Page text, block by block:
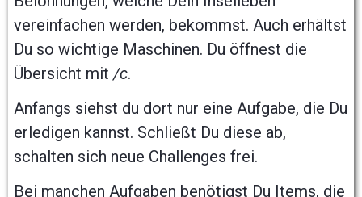
vereinfachen werden, bekommst. Auch erhältst
Du so wichtige Maschinen. Du öffnest die
Übersicht mit /c.
Anfangs siehst du dort nur eine Aufgabe, die Du
erledigen kannst. Schließt Du diese ab,
schalten sich neue Challenges frei.
Bei manchen Aufgaben benötigst Du Items, die